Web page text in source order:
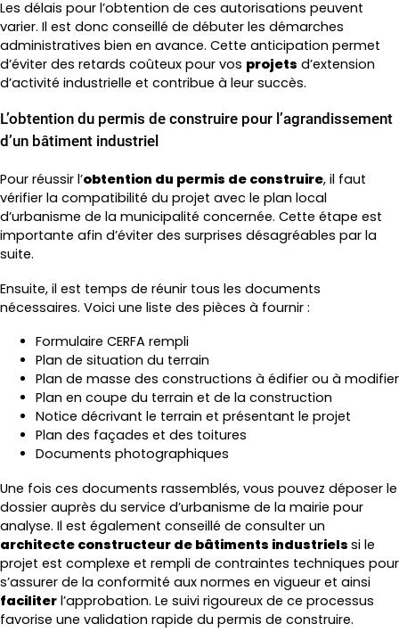
Les délais pour l’obtention de ces autorisations peuvent
varier. Il est donc conseillé de débuter les démarches
administratives bien en avance. Cette anticipation permet
d’éviter des retards coûteux pour vos projets d’extension
d’activité industrielle et contribue à leur succès.
L’obtention du permis de construire pour l’agrandissement
d’un bâtiment industriel
Pour réussir l’obtention du permis de construire, il faut
vérifier la compatibilité du projet avec le plan local
d’urbanisme de la municipalité concernée. Cette étape est
importante afin d’éviter des surprises désagréables par la
suite.
Ensuite, il est temps de réunir tous les documents
nécessaires. Voici une liste des pièces à fournir :
Formulaire CERFA rempli
Plan de situation du terrain
Plan de masse des constructions à édifier ou à modifier
Plan en coupe du terrain et de la construction
Notice décrivant le terrain et présentant le projet
Plan des façades et des toitures
Documents photographiques
Une fois ces documents rassemblés, vous pouvez déposer le
dossier auprès du service d’urbanisme de la mairie pour
analyse. Il est également conseillé de consulter un
architecte constructeur de bâtiments industriels si le
projet est complexe et rempli de contraintes techniques pour
s’assurer de la conformité aux normes en vigueur et ainsi
faciliter l’approbation. Le suivi rigoureux de ce processus
favorise une validation rapide du permis de construire.